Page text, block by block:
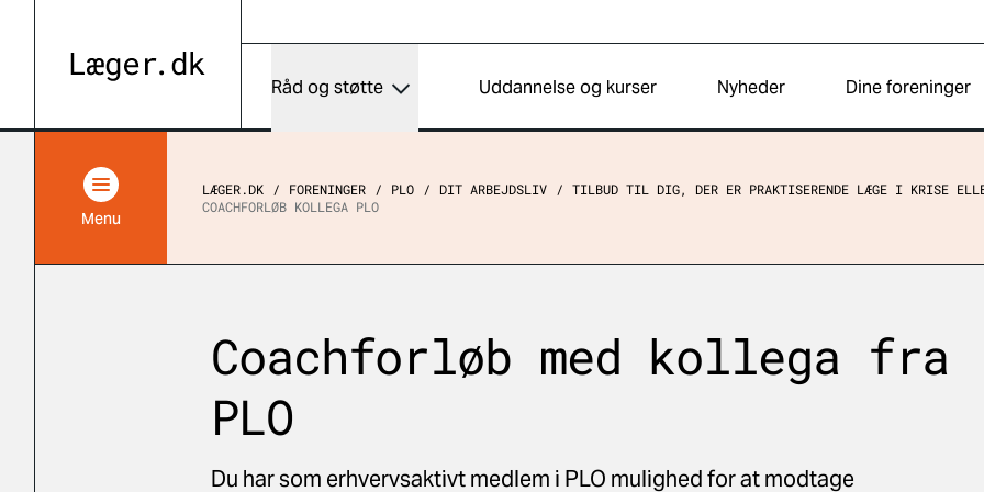
Råd og støtte Uddannelse og kurser Nyheder Dine foreninger
Menu
LÆGER.DK FORENINGER PLO DIT ARBEJDSLIV
TILBUD TIL DIG, DER ER PRAKTISERENDE LÆGE I KRISE
COACHFORLØB KOLLEGA PLO
Coachforløb med kollega fra
PLO
Du har som erhvervsaktivt medlem i PLO mulighed for at modtage